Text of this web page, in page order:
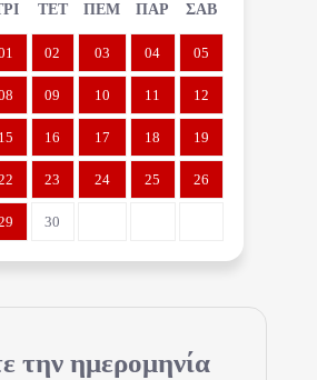
ΤΕΤ ΠΕΜ ΠΑΡ ΣΑΒ
02 03 04 05
09 10 11 12
15 16 17 18 19
23 24 25 26
30
την ημερομηνία